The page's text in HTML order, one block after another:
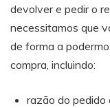
devolver e pedir o
necessitamos que
de forma a
compra, incluindo:
razão do pedido